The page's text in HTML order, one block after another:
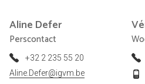
Aline Defer
Perscontact
+32 2 235 55 20
Aline.Defer@igvm.be